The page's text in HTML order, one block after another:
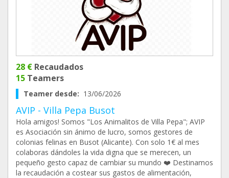
28 € Recaudados
15 Teamers
Teamer desde: 13/06/2026
AVIP - Villa Pepa Busot
Hola amigos! Somos "Los Animalitos de Villa Pepa"; AVIP
es Asociación sin ánimo de lucro, somos gestores de
colonias felinas en Busot (Alicante). Con solo 1€ al mes
colaboras dándoles la vida digna que se merecen, un
pequeño gesto capaz de cambiar su mundo ❤️ Destinamos
la recaudación a costear sus gastos de alimentación,